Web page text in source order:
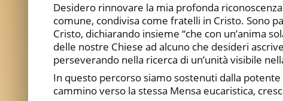
Desidero rinnovare la mia profonda
comune, condivisa come fratelli in Cristo. Sono
Cristo, dichiarando insieme “che con un’anima
delle nostre Chiese ad alcuno che desideri
perseverando nella ricerca di un’unità visibile
In questo percorso siamo sostenuti dalla
cammino verso la stessa Mensa eucaristica,